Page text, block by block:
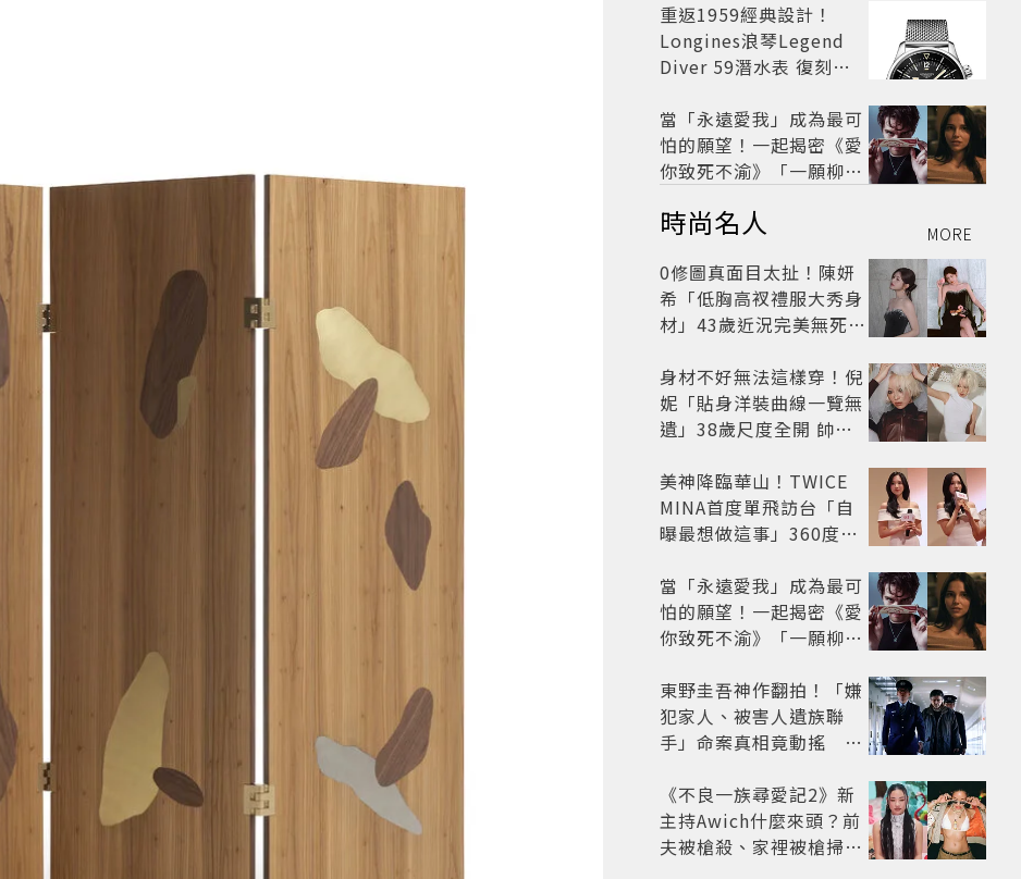
開
重返1959經典設計！
Longines浪琴Legend
Diver 59潛水表 復刻懷
當「永遠愛我」成為最可
怕的願望！一起揭密《愛
你致死不渝》「一願柳」
路
時尚名人 MORE
0修圖真面目太扯！陳妍
希「低胸高衩禮服大秀身
材」43歲近況完美無死角
身材不好無法這樣穿！倪
妮「貼身洋裝曲線一覽無
遺」38歲尺度全開 帥氣
美神降臨華山！TWICE
MINA首度單飛訪台「自
曝最想做這事」360度0
開
當「永遠愛我」成為最可
怕的願望！一起揭密《愛
你致死不渝》「一願柳」
路
東野圭吾神作翻拍！「嫌
犯家人、被害人遺族聯
手」命案真相竟動搖
框架展開
《不良一族尋愛記2》新
主持Awich什麼來頭？前
夫被槍殺、家裡被槍掃射